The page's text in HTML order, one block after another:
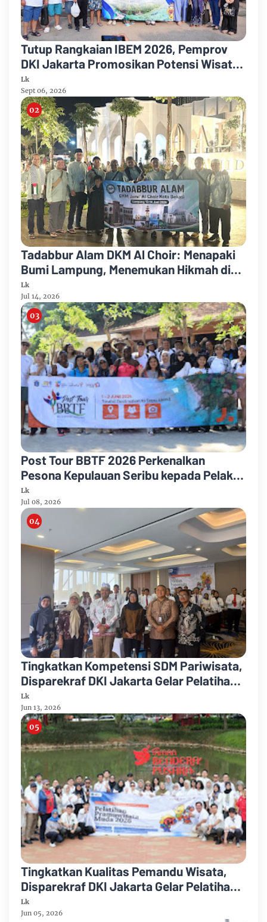
Tutup Rangkaian IBEM 2026, Pemprov
DKI Jakarta Promosikan Potensi Wisata
Bahari dan Sejarah di Kepulauan Seribu
Lk
Sept 06, 2026
Tadabbur Alam DKM Al Choir: Menapaki
Bumi Lampung, Menemukan Hikmah di
Setiap Langkah
Lk
Jul 14, 2026
Post Tour BBTF 2026 Perkenalkan
Pesona Kepulauan Seribu kepada Pelaku
Industri Pariwisata Dunia
Lk
Jul 08, 2026
Tingkatkan Kompetensi SDM Pariwisata,
Disparekraf DKI Jakarta Gelar Pelatihan
Pramuwisata Madya 2026
Lk
Jun 13, 2026
Tingkatkan Kualitas Pemandu Wisata,
Disparekraf DKI Jakarta Gelar Pelatihan
dan Sertifikasi Pramuwisata Muda 2026
Lk
Jun 05, 2026